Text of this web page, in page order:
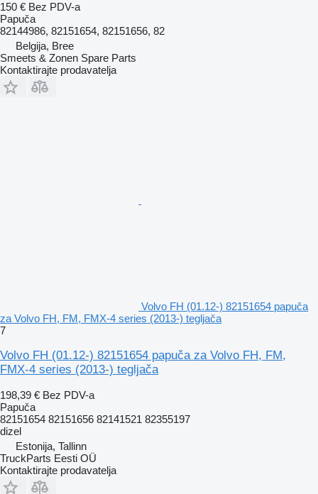
150 € Bez PDV-a
Papuča
82144986, 82151654, 82151656, 82
Belgija, Bree
Smeets & Zonen Spare Parts
Kontaktirajte prodavatelja
Volvo FH (01.12-) 82151654 papuča
za Volvo FH, FM, FMX-4 series (2013-) tegljača
7
Volvo FH (01.12-) 82151654 papuča za Volvo FH, FM,
FMX-4 series (2013-) tegljača
198,39 € Bez PDV-a
Papuča
82151654 82151656 82141521 82355197
dizel
Estonija, Tallinn
TruckParts Eesti OÜ
Kontaktirajte prodavatelja